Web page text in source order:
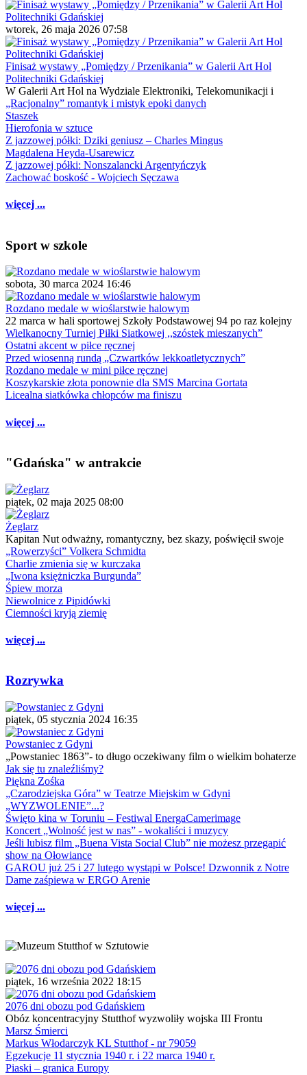
wtorek, 26 maja 2026 07:58
Finisaż wystawy „Pomiędzy / Przenikania” w Galerii Art Hol
Politechniki Gdańskiej
W Galerii Art Hol na Wydziale Elektroniki, Telekomunikacji i
„Racjonalny” romantyk i mistyk epoki danych
Staszek
Hierofonia w sztuce
Z jazzowej półki: Dziki geniusz – Charles Mingus
Magdalena Heyda-Usarewicz
Z jazzowej półki: Nonszalancki Argentyńczyk
Zachować boskość - Wojciech Sęczawa
więcej ...
Sport w szkole
sobota, 30 marca 2024 16:46
Rozdano medale w wioślarstwie halowym
22 marca w hali sportowej Szkoły Podstawowej 94 po raz kolejny
Wielkanocny Turniej Piłki Siatkowej ,,szóstek mieszanych”
Ostatni akcent w piłce ręcznej
Przed wiosenną rundą „Czwartków lekkoatletycznych”
Rozdano medale w mini piłce ręcznej
Koszykarskie złota ponownie dla SMS Marcina Gortata
Licealna siatkówka chłopców ma finiszu
więcej ...
"Gdańska" w antrakcie
piątek, 02 maja 2025 08:00
Żeglarz
Kapitan Nut odważny, romantyczny, bez skazy, poświęcił swoje
„Rowerzyści” Volkera Schmidta
Charlie zmienia się w kurczaka
„Iwona księżniczka Burgunda”
Śpiew morza
Niewolnice z Pipidówki
Ciemności kryją ziemię
więcej ...
Rozrywka
piątek, 05 stycznia 2024 16:35
Powstaniec z Gdyni
„Powstaniec 1863”- to długo oczekiwany film o wielkim bohaterze
Jak się tu znaleźliśmy?
Piękna Zośka
„Czarodziejska Góra” w Teatrze Miejskim w Gdyni
„WYZWOLENIE”...?
Święto kina w Toruniu – Festiwal EnergaCamerimage
Koncert „Wolność jest w nas” - wokaliści i muzycy
Jeśli lubisz film „Buena Vista Social Club” nie możesz przegapić
show na Ołowiance
GAROU już 25 i 27 lutego wystąpi w Polsce! Dzwonnik z Notre
Dame zaśpiewa w ERGO Arenie
więcej ...
piątek, 16 września 2022 18:15
2076 dni obozu pod Gdańskiem
Obóz koncentracyjny Stutthof wyzwoliły wojska III Frontu
Marsz Śmierci
Markus Włodarczyk KL Stutthof - nr 79059
Egzekucje 11 stycznia 1940 r. i 22 marca 1940 r.
Piaski – granica Europy